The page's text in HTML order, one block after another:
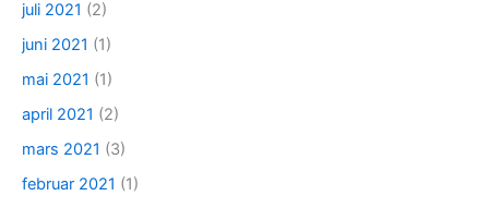
juli 2021 (2)
juni 2021 (1)
mai 2021 (1)
april 2021 (2)
mars 2021 (3)
februar 2021 (1)